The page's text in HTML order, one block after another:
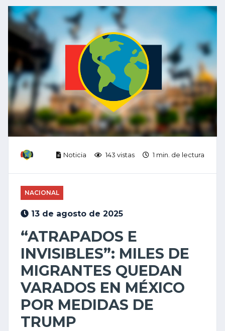
Noticia 143 vistas 1 min. de lectura
NACIONAL
13 de agosto de 2025
“ATRAPADOS E
INVISIBLES”: MILES DE
MIGRANTES QUEDAN
VARADOS EN MÉXICO
POR MEDIDAS DE
TRUMP